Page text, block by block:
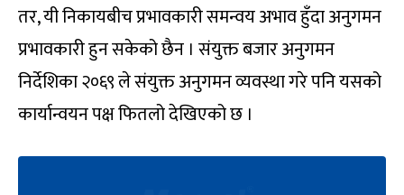
तर, यी निकायबीच प्रभावकारी समन्वय अभाव हुँदा अनुगमन
प्रभावकारी हुन सकेको छैन । संयुक्त बजार अनुगमन
निर्देशिका २०६९ ले संयुक्त अनुगमन व्यवस्था गरे पनि यसको
कार्यान्वयन पक्ष फितलो देखिएको छ ।